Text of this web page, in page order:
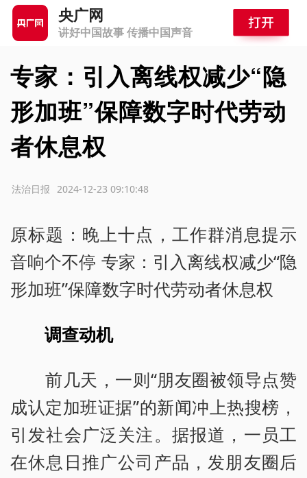
央广网
讲好中国故事 传播中国声音
专家：引入离线权减少“隐
形加班”保障数字时代劳动
者休息权
2024-12-23 09:10:48
法治日报
原标题：晚上十点，工作群消息提示
音响个不停 专家：引入离线权减少“隐
形加班”保障数字时代劳动者休息权
调查动机
前几天，一则“朋友圈被领导点赞
成认定加班证据”的新闻冲上热搜榜，
引发社会广泛关注。据报道，一员工
在休息日推广公司产品，发朋友圈后